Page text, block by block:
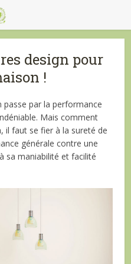
design pour
!
par la performance
Mais comment
il faut se fier à la sureté de
générale contre une
sa maniabilité et facilité